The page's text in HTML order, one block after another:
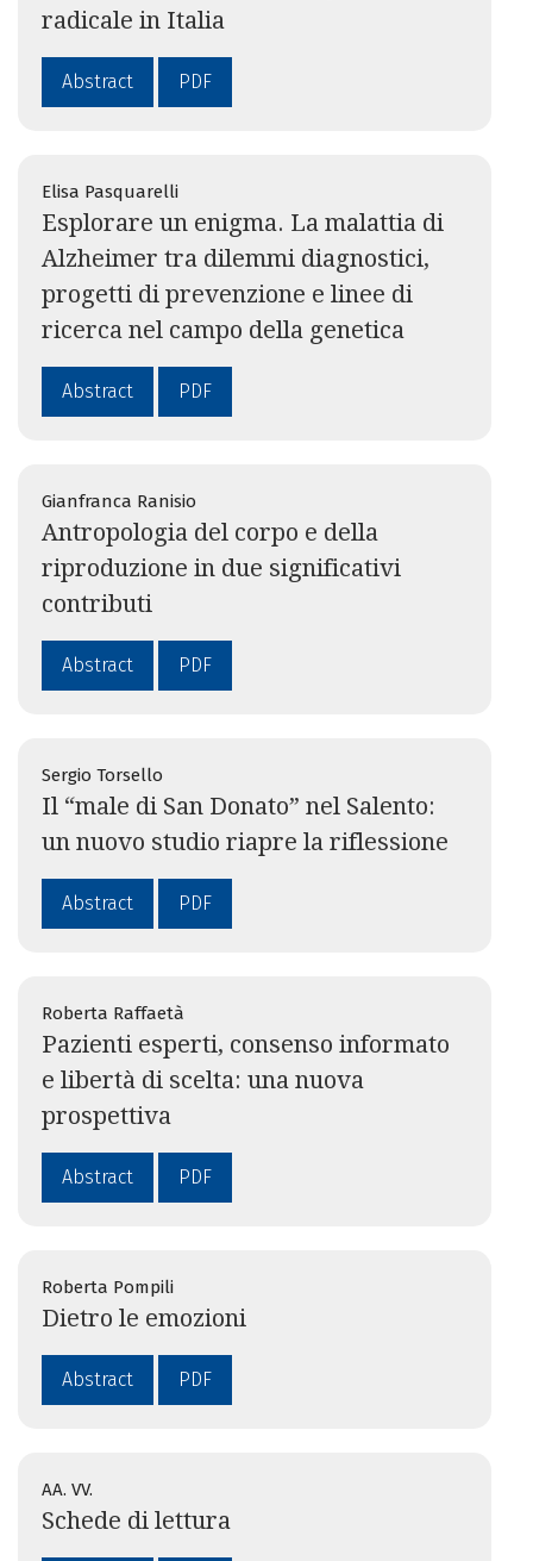
radicale in Italia
Abstract PDF
Elisa Pasquarelli
Esplorare un enigma. La malattia di
Alzheimer tra dilemmi diagnostici,
progetti di prevenzione e linee di
ricerca nel campo della genetica
Abstract PDF
Gianfranca Ranisio
Antropologia del corpo e della
riproduzione in due significativi
contributi
Abstract PDF
Sergio Torsello
Il “male di San Donato” nel Salento:
un nuovo studio riapre la riflessione
Abstract PDF
Roberta Raffaetà
Pazienti esperti, consenso informato
e libertà di scelta: una nuova
prospettiva
Abstract PDF
Roberta Pompili
Dietro le emozioni
Abstract PDF
AA. VV.
Schede di lettura